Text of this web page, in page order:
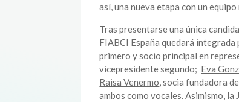
así, una nueva etapa con un
Tras presentarse una única
FIABCI España quedará integrada
primero y socio principal en
vicepresidente segundo; Eva
Raisa Venermo, socia fundadora
ambos como vocales. Asimismo,